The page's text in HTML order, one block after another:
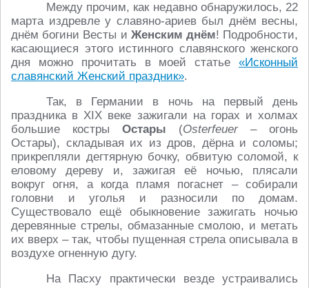
Между прочим, как недавно обнаружилось, 22
марта издревле у славяно-ариев был днём весны,
днём богини Весты и Женским днём! Подробности,
касающиеся этого истинного славянского женского
дня можно прочитать в моей статье «Исконный
славянский Женский праздник».
Так, в Германии в ночь на первый день
праздника в XIX веке зажигали на горах и холмах
большие костры Остары (Osterfeuer – огонь
Остары), складывая их из дров, дёрна и соломы;
прикрепляли дегтярную бочку, обвитую соломой, к
еловому дереву и, зажигая её ночью, плясали
вокруг огня, а когда пламя погаснет – собирали
головни и уголья и разносили по домам.
Существовало ещё обыкновение зажигать ночью
деревянные стрелы, обмазанные смолою, и метать
их вверх – так, чтобы пущенная стрела описывала в
воздухе огненную дугу.
На Пасху практически везде устраивались